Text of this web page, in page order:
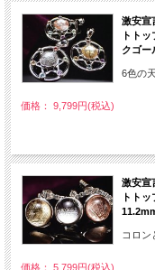
激安宣
トト
クゴー
6色の
価格： 9,799円(税込)
激安宣
トト
コロン
価格： 5,799円(税込)